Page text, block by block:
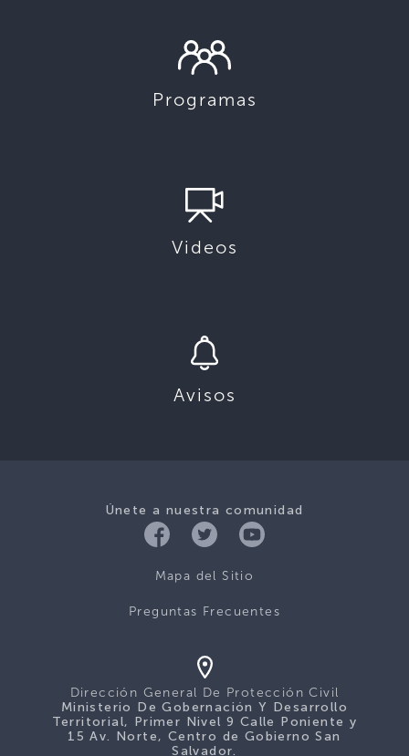
Programas
Videos
Avisos
Únete a nuestra comunidad
Mapa del Sitio
Preguntas Frecuentes
Dirección General De Protección Civil
Ministerio De Gobernación Y Desarrollo
Territorial, Primer Nivel 9 Calle Poniente y
15 Av. Norte, Centro de Gobierno San
Salvador.